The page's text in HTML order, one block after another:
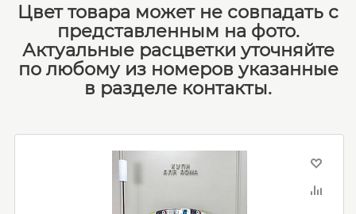
Цвет товара может не совпадать с
представленным на фото.
Актуальные расцветки уточняйте
по любому из номеров указанные
в разделе контакты.